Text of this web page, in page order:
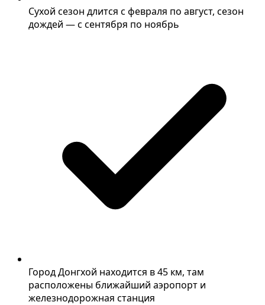
Сухой сезон длится с февраля по август, сезон
дождей — с сентября по ноябрь
Город Донгхой находится в 45 км, там
расположены ближайший аэропорт и
железнодорожная станция